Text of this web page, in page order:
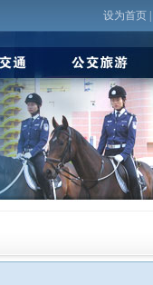
设为首页|